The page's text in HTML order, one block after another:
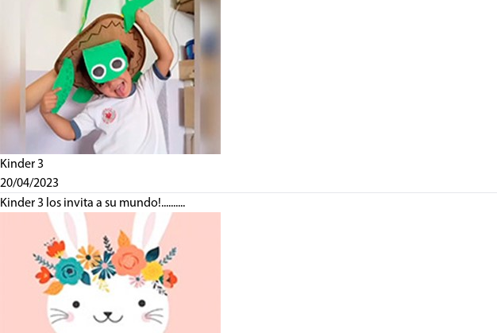
Kinder 3
20/04/2023
Kinder 3 los invita a su mundo!..........